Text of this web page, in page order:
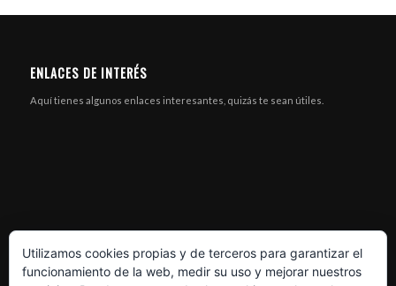
ENLACES DE INTERÉS
Aquí tienes algunos enlaces interesantes, quizás te sean útiles.
Utilizamos cookies propias y de terceros para garantizar el
funcionamiento de la web, medir su uso y mejorar nuestros